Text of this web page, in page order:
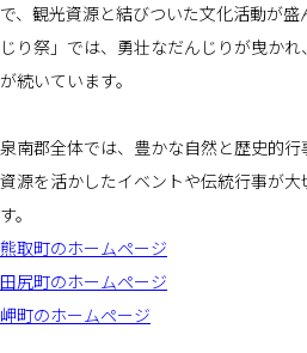
で、観光資源と結びついた文化活動が盛
じり祭」では、勇壮なだんじりが曳か
が続いています。
泉南郡全体では、豊かな自然と歴史的
資源を活かしたイベントや伝統行事が
す。
熊取町のホームページ
田尻町のホームページ
岬町のホームページ